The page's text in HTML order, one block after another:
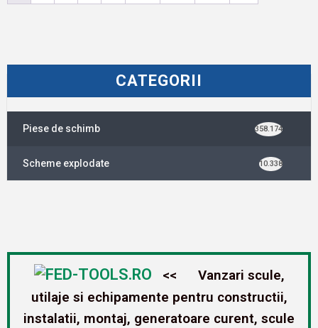
CATEGORII
Piese de schimb 358.174
Scheme explodate 10.338
FED-TOOLS.RO << Vanzari scule,
utilaje si echipamente pentru constructii,
instalatii, montaj, generatoare curent, scule